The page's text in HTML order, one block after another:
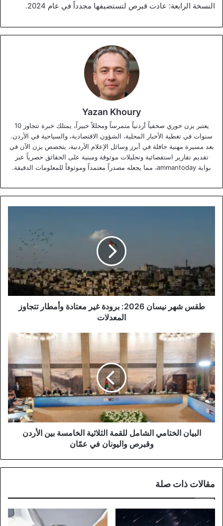
النسخة الرابعة: عادت قبرص لتستضيفها مجدداً في عام 2024.
Yazan Khoury
يعتبر يزن خوري صحفياً أردنياً متمرساً ومحللاً خبيراً، يمتلك خبرة تتجاوز 10
سنوات في تغطية الأخبار المحلية، الشؤون الاقتصادية، والسياحية في الأردن.
بعد مسيرة مهنية حافلة في أبرز وسائل الإعلام الأردنية، يتخصص يزن الآن في
تقديم تقارير استقصائية وتحليلات موثوقة ومبنية على الحقائق حصرياً عبر
بوابة ammantoday، مما يجعله مصدراً معتمداً وموثوقاً للمعلومات الدقيقة.
غير
معتادة
وأمطار
تتجاوز
المعدلات
طقس شهر نيسان 2026: برودة غير معتادة وأمطار تتجاوز
المعدلات
البيان
الختامي
الشامل
للقمة
الثلاثية
الخامسة
بين
الأردن
وقبرص
واليونانالبيان الختامي الشامل للقمة الثلاثية الخامسة بين الأردن
وقبرص واليونان في عمّان
مقالات ذات صلة